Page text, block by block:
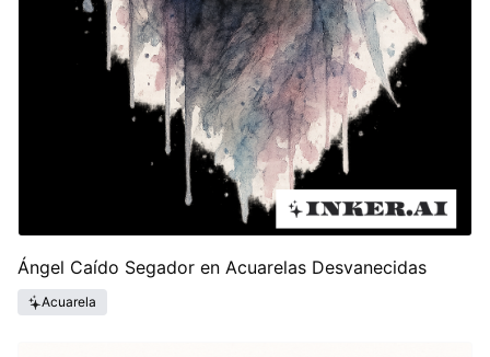
Ángel Caído Segador en Acuarelas Desvanecidas
Acuarela